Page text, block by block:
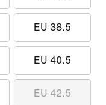
EU 38.5
EU 40.5
EU 42.5